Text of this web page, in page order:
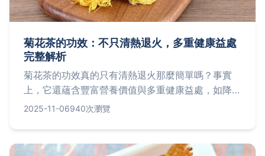
菊花茶的功效：不只清熱退火，多重健康益處
完整解析
菊花茶的功效真的只有清熱退火那麼簡單嗎？事實
上，它還蘊含豐富營養價值與多重健康益處，如降血
壓輔助，但需注意禁忌事項如體質虛寒者應謹慎飲
果，避免潛在風險，讓您的日常飲品發揮最大健康效
益。
2025-11-06940次瀏覽